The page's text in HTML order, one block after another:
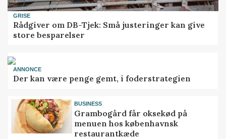
GRISE
Rådgiver om DB-Tjek: Små justeringer kan give
store besparelser
ANNONCE
Der kan være penge gemt, i foderstrategien
BUSINESS
Grambogård får oksekød på
menuen hos københavnsk
restaurantkæde